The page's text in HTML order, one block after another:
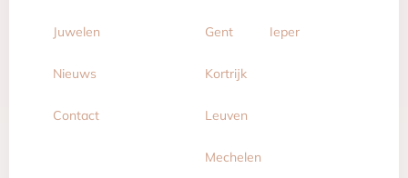
Juwelen
Nieuws
Contact
Gent Ieper
Kortrijk
Leuven
Mechelen